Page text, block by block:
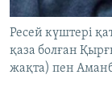
Ресей күштері
қаза болған
жақта) пен